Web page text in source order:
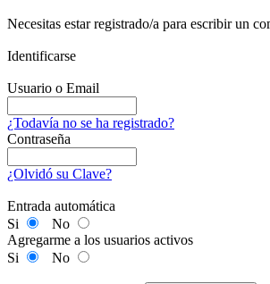
Necesitas estar registrado/a para escribir un
Identificarse
Usuario o Email
¿Todavía no se ha registrado?
Contraseña
¿Olvidó su Clave?
Entrada automática
Si
No
Agregarme a los usuarios activos
Si
No